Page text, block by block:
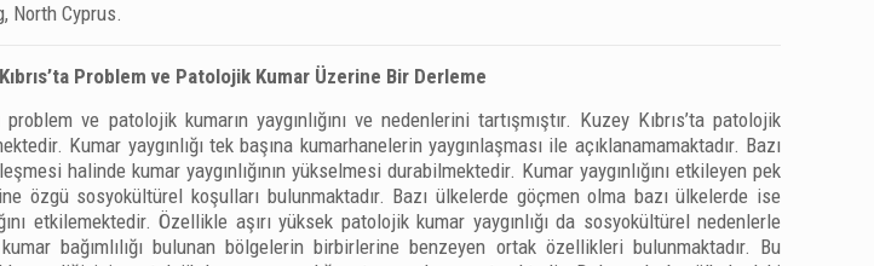
North Cyprus.
Problem ve Patolojik Kumar Üzerine Bir Derleme
ve patolojik kumarın yaygınlığını ve nedenlerini tartışmıştır. Kuzey Kıbrıs’ta patolojik
Kumar yaygınlığı tek başına kumarhanelerin yaygınlaşması ile açıklanamamaktadır. Bazı
halinde kumar yaygınlığının yükselmesi durabilmektedir. Kumar yaygınlığını etkileyen pek
özgü sosyokültürel koşulları bulunmaktadır. Bazı ülkelerde göçmen olma bazı ülkelerde ise
etkilemektedir. Özellikle aşırı yüksek patolojik kumar yaygınlığı da sosyokültürel nedenlerle
bağımlılığı bulunan bölgelerin birbirlerine benzeyen ortak özellikleri bulunmaktadır. Bu